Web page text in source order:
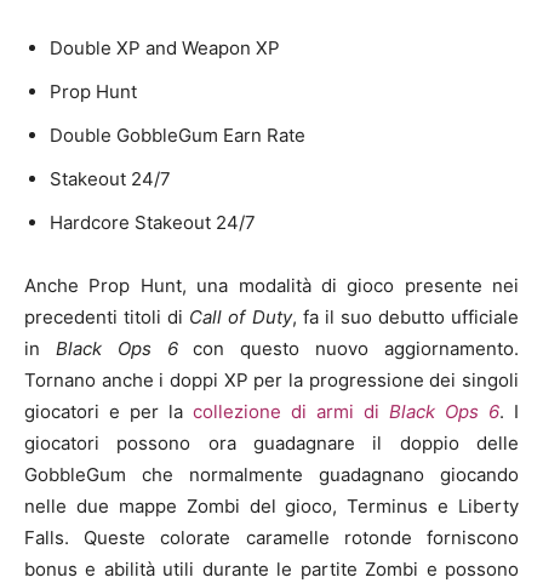
Double XP and Weapon XP
Prop Hunt
Double GobbleGum Earn Rate
Stakeout 24/7
Hardcore Stakeout 24/7
Anche Prop Hunt, una modalità di gioco presente nei
precedenti titoli di Call of Duty, fa il suo debutto ufficiale
in Black Ops 6con questo nuovo aggiornamento.
Tornano anche i doppi XP per la progressione dei singoli
giocatori e per la collezione di armi di Black Ops 6. I
giocatori possono ora guadagnare il doppio delle
GobbleGum che normalmente guadagnano giocando
nelle due mappe Zombi del gioco, Terminus e Liberty
Falls. Queste colorate caramelle rotonde forniscono
bonus e abilità utili durante le partite Zombi e possono